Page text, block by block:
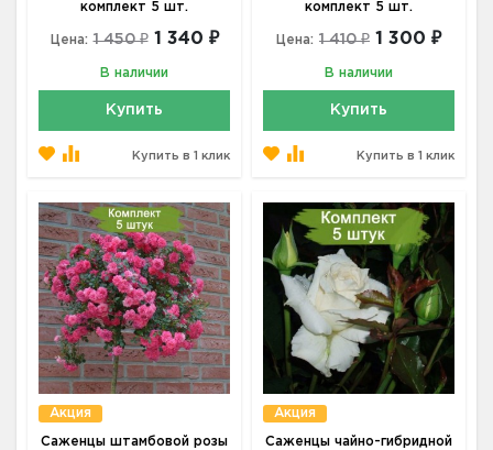
комплект 5 шт.
Цена: 1 450 ₽ 1 340 ₽
В наличии
Купить
Купить в 1 клик
комплект 5 шт.
Цена: 1 410 ₽ 1 300 ₽
В наличии
Купить
Купить в 1 клик
Акция
Саженцы штамбовой розы
Акция
Саженцы чайно-гибридной